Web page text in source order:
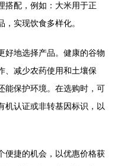
搭配，例如：大米用于正
实现饮食多样化。
好地选择产品。健康的谷物
、减少农药使用和土壤保
能保护环境。在选购时，可
机认证或非转基因标识，以
便捷的机会，以优惠价格获